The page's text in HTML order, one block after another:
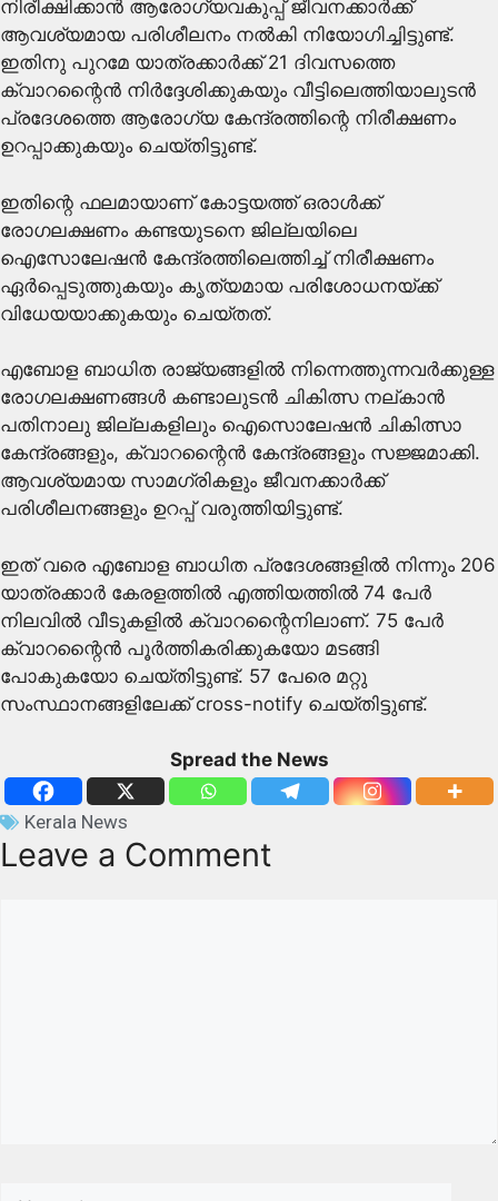
നിരീക്ഷിക്കാൻ ആരോഗ്യവകുപ്പ് ജീവനക്കാർക്ക്
ആവശ്യമായ പരിശീലനം നൽകി നിയോഗിച്ചിട്ടുണ്ട്.
ഇതിനു പുറമേ യാത്രക്കാർക്ക് 21 ദിവസത്തെ
ക്വാറന്റൈൻ നിർദ്ദേശിക്കുകയും വീട്ടിലെത്തിയാലുടൻ
പ്രദേശത്തെ ആരോഗ്യ കേന്ദ്രത്തിന്റെ നിരീക്ഷണം
ഉറപ്പാക്കുകയും ചെയ്തിട്ടുണ്ട്.
ഇതിന്റെ ഫലമായാണ് കോട്ടയത്ത് ഒരാൾക്ക്
രോഗലക്ഷണം കണ്ടയുടനെ ജില്ലയിലെ
ഐസോലേഷൻ കേന്ദ്രത്തിലെത്തിച്ച് നിരീക്ഷണം
ഏർപ്പെടുത്തുകയും കൃത്യമായ പരിശോധനയ്ക്ക്
വിധേയയാക്കുകയും ചെയ്തത്.
എബോള ബാധിത രാജ്യങ്ങളിൽ നിന്നെത്തുന്നവർക്കുള്ള
രോഗലക്ഷണങ്ങൾ കണ്ടാലുടൻ ചികിത്സ നല്കാൻ
പതിനാലു ജില്ലകളിലും ഐസൊലേഷൻ ചികിത്സാ
കേന്ദ്രങ്ങളും, ക്വാറന്റൈൻ കേന്ദ്രങ്ങളും സജ്ജമാക്കി.
ആവശ്യമായ സാമഗ്രികളും ജീവനക്കാർക്ക്
പരിശീലനങ്ങളും ഉറപ്പ് വരുത്തിയിട്ടുണ്ട്.
ഇത് വരെ എബോള ബാധിത പ്രദേശങ്ങളിൽ നിന്നും 206
യാത്രക്കാർ കേരളത്തിൽ എത്തിയത്തിൽ 74 പേർ
നിലവിൽ വീടുകളിൽ ക്വാറന്റൈനിലാണ്. 75 പേർ
ക്വാറന്റൈൻ പൂർത്തികരിക്കുകയോ മടങ്ങി
പോകുകയോ ചെയ്തിട്ടുണ്ട്. 57 പേരെ മറ്റു
സംസ്ഥാനങ്ങളിലേക്ക് cross-notify ചെയ്തിട്ടുണ്ട്.
Spread the News
Kerala News
Leave a Comment